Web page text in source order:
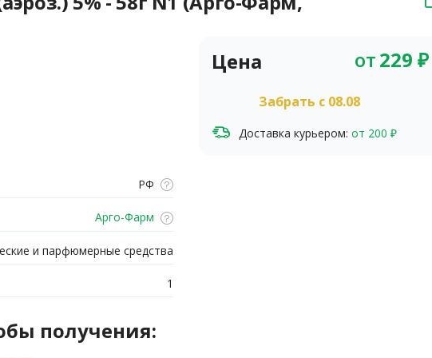
РФ
Арго-Фарм
и парфюмерные средства
1
получения:
Цена от229 ₽
Забрать c 08.08
Доставка курьером: от 200 ₽